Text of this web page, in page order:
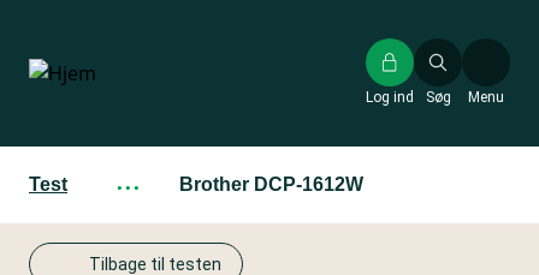
hovedindhold
Søg
Log ind Menu
Test ··· Brother DCP-1612W
Tilbage til testen